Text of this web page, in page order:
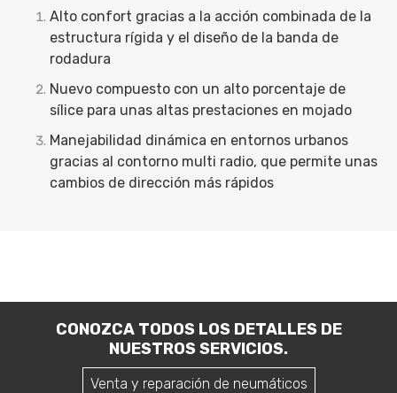
Alto confort gracias a la acción combinada de la
estructura rígida y el diseño de la banda de
rodadura
Nuevo compuesto con un alto porcentaje de
sílice para unas altas prestaciones en mojado
Manejabilidad dinámica en entornos urbanos
gracias al contorno multi radio, que permite unas
cambios de dirección más rápidos
CONOZCA TODOS LOS DETALLES DE
NUESTROS SERVICIOS.
Venta y reparación de neumáticos